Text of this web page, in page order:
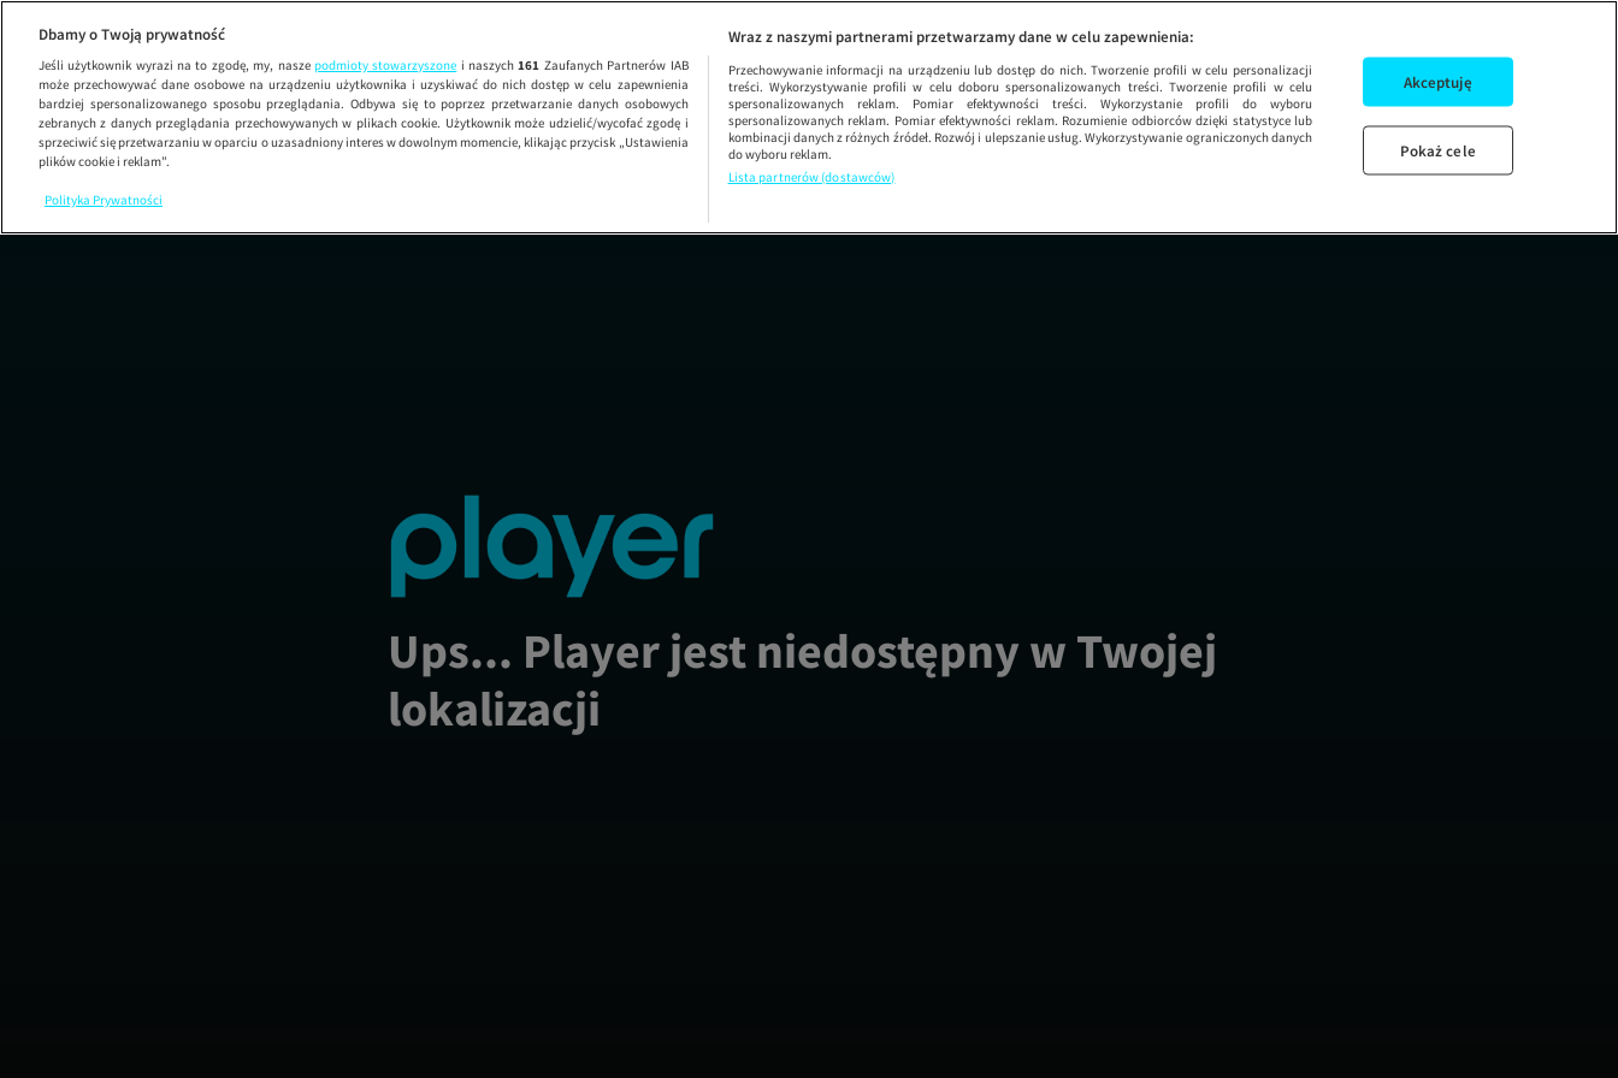
Taka miłość się nie zdarza
SEZON 4 ODCINEK 4
Ups... Player jest niedostępny w Twojej
lokalizacji
Dbamy o Twoją prywatność
Jeśli użytkownik wyrazi na to zgodę, my, nasze podmioty stowarzyszone i naszych161 Zaufanych Partnerów IAB
może przechowywać dane osobowe na urządzeniu użytkownika i uzyskiwać do nich dostęp w celu zapewnienia
bardziej spersonalizowanego sposobu przeglądania. Odbywa się to poprzez przetwarzanie danych osobowych
zebranych z danych przeglądania przechowywanych w plikach cookie. Użytkownik może udzielić/wycofać zgodę i
sprzeciwić się przetwarzaniu w oparciu o uzasadniony interes w dowolnym momencie, klikając przycisk „Ustawienia
plików cookie i reklam”.
Polityka Prywatności
Wraz z naszymi partnerami przetwarzamy dane w celu zapewnienia:
Przechowywanie informacji na urządzeniu lub dostęp do nich. Tworzenie profili w celu personalizacji
treści. Wykorzystywanie profili w celu doboru spersonalizowanych treści. Tworzenie profili w celu
spersonalizowanych reklam. Pomiar efektywności treści. Wykorzystanie profili do wyboru
spersonalizowanych reklam. Pomiar efektywności reklam. Rozumienie odbiorców dzięki statystyce lub
kombinacji danych z różnych źródeł. Rozwój i ulepszanie usług. Wykorzystywanie ograniczonych danych
do wyboru reklam.
Lista partnerów (dostawców)
Akceptuję
Pokaż cele